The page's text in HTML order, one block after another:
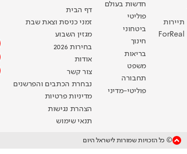
תיירות
ForReal
חדשות בעולם
פוליטי
ביטחוני
חינוך
בריאות
משפט
תחבורה
פוליטי-מדיני
דף הבית
זמני כניסת וצאת שבת
מגזין השבוע
בחירות 2026
אודות
צור קשר
נבחרת הכתבים והפרשנים
מדיניות פרטיות
הצהרת נגישות
תנאי שימוש
© כל הזכויות שמורות לישראל היום